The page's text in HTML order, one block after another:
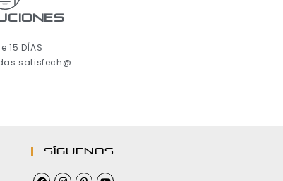
15 DÍAS
satisfech@.
Síguenos